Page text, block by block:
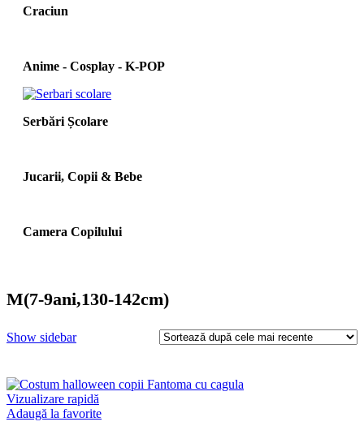
Craciun
Anime - Cosplay - K‑POP
Serbări Școlare
Jucarii, Copii & Bebe
Camera Copilului
M(7-9ani,130-142cm)
Show sidebar
Vizualizare rapidă
Adaugă la favorite